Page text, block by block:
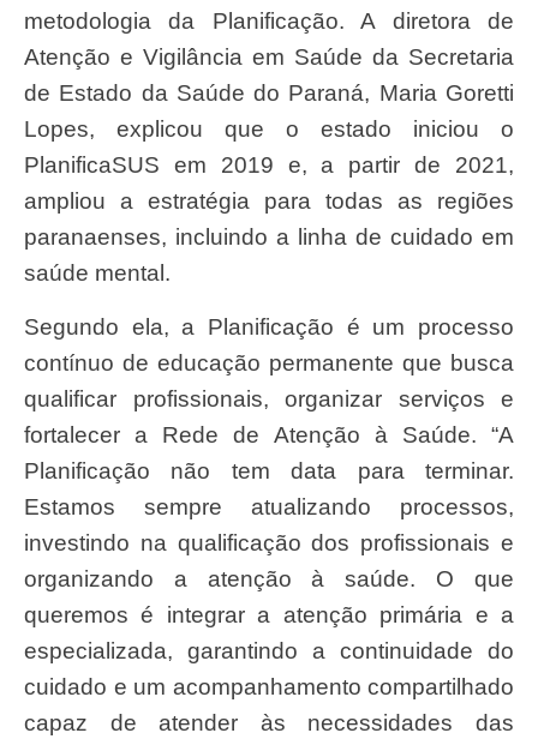
metodologia da Planificação. A diretora de
Atenção e Vigilância em Saúde da Secretaria
de Estado da Saúde do Paraná, Maria Goretti
Lopes, explicou que o estado iniciou o
PlanificaSUS em 2019 e, a partir de 2021,
ampliou a estratégia para todas as regiões
paranaenses, incluindo a linha de cuidado em
saúde mental.
Segundo ela, a Planificação é um processo
contínuo de educação permanente que busca
qualificar profissionais, organizar serviços e
fortalecer a Rede de Atenção à Saúde. “A
Planificação não tem data para terminar.
Estamos sempre atualizando processos,
investindo na qualificação dos profissionais e
organizando a atenção à saúde. O que
queremos é integrar a atenção primária e a
especializada, garantindo a continuidade do
cuidado e um acompanhamento compartilhado
capaz de atender às necessidades das